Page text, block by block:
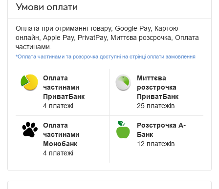
Умови оплати
Оплата при отриманні товару, Google Pay, Картою
онлайн, Apple Pay, PrivatPay, Миттєва розсрочка, Оплата
частинами.
*Оплата частинами та розсрочка доступні на стрінці оплати замовлення
Оплата
частинами
ПриватБанк
4 платежі
Миттєва
розстрочка
ПриватБанк
25 платежів
Оплата
частинами
Монобанк
4 платежі
Розстрочка А-
Банк
12 платежів